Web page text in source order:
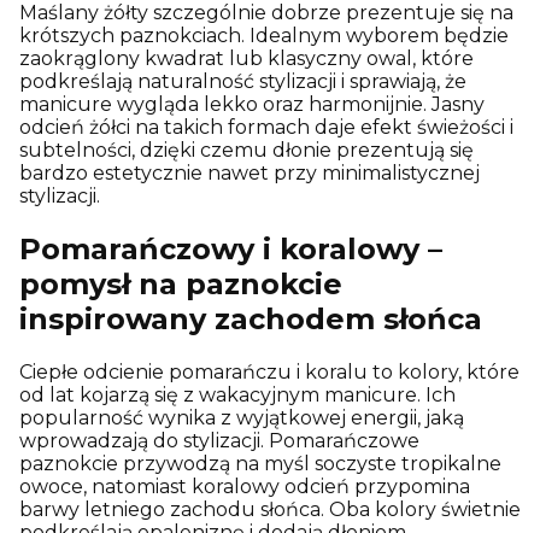
Maślany żółty szczególnie dobrze prezentuje się na
krótszych paznokciach. Idealnym wyborem będzie
zaokrąglony kwadrat lub klasyczny owal, które
podkreślają naturalność stylizacji i sprawiają, że
manicure wygląda lekko oraz harmonijnie. Jasny
odcień żółci na takich formach daje efekt świeżości i
subtelności, dzięki czemu dłonie prezentują się
bardzo estetycznie nawet przy minimalistycznej
stylizacji.
Pomarańczowy i koralowy –
pomysł na paznokcie
inspirowany zachodem słońca
Ciepłe odcienie pomarańczu i koralu to kolory, które
od lat kojarzą się z wakacyjnym manicure. Ich
popularność wynika z wyjątkowej energii, jaką
wprowadzają do stylizacji. Pomarańczowe
paznokcie przywodzą na myśl soczyste tropikalne
owoce, natomiast koralowy odcień przypomina
barwy letniego zachodu słońca. Oba kolory świetnie